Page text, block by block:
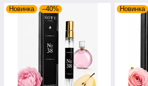
Новинка –40% Новинка